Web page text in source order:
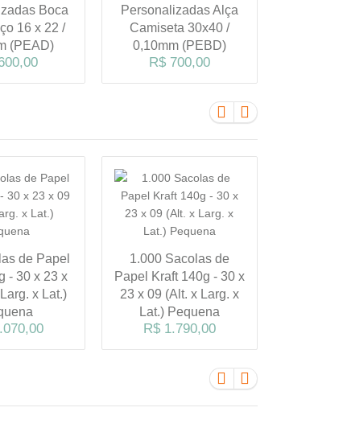
Boca
16 x 22 /
(PEAD)
Personalizadas Alça
Camiseta 30x40 /
0,10mm (PEBD)
R$ 700,00
de Papel
- 30 x 23 x
x Lat.)
1.000 Sacolas de
Papel Kraft 140g - 30 x
23 x 09 (Alt. x Larg. x
Lat.) Pequena
R$ 1.790,00